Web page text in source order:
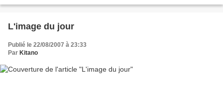
L'image du jour
Publié le 22/08/2007 à 23:33
Par Kitano